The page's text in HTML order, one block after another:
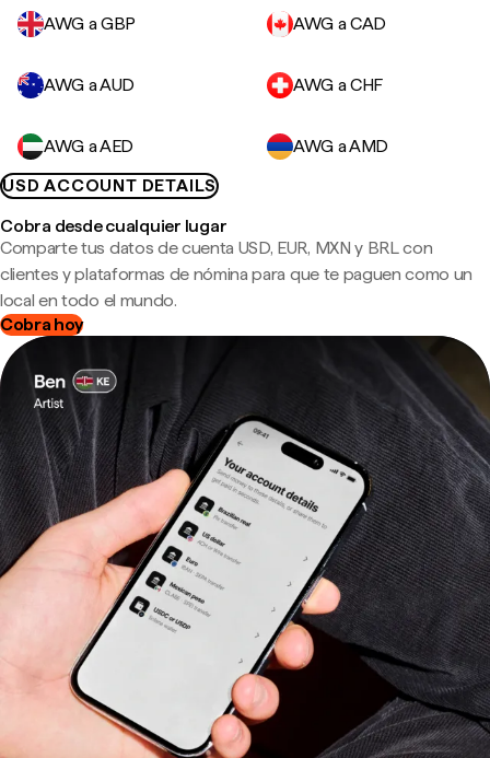
AWG a GBP AWG a CAD
AWG a AUD AWG a CHF
AWG a AED
AWG a AMD
USD ACCOUNT DETAILS
Cobra desde cualquier lugar
Comparte tus datos de cuenta USD, EUR, MXN y BRL con
clientes y plataformas de nómina para que te paguen como un
local en todo el mundo.
Cobra hoy